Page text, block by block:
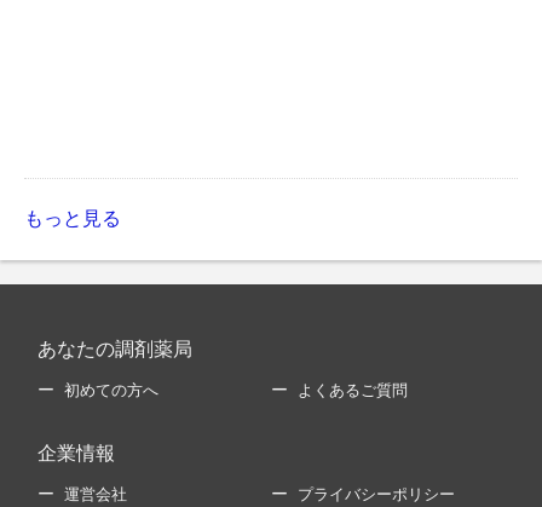
もっと見る
あなたの調剤薬局
初めての方へ よくあるご質問
企業情報
運営会社 プライバシーポリシー